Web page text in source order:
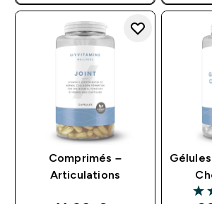
Comprimés –
Articulations
5